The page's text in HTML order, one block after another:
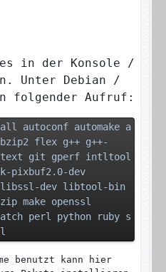
in der Konsole /
Unter Debian /
folgender Aufruf:
flex g++ g++-
pixbuf2.0-dev
benutzt kann hier